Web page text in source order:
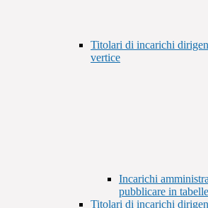
Titolari di incarichi
vertice
Incarichi
pubblicare in
Titolari di incarichi